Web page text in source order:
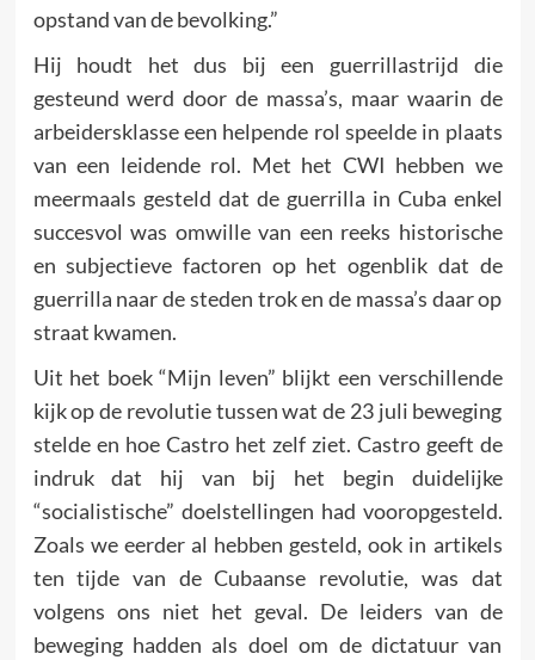
opstand van de bevolking.”
Hij houdt het dus bij een guerrillastrijd die
gesteund werd door de massa’s, maar waarin de
arbeidersklasse een helpende rol speelde in plaats
van een leidende rol. Met het CWI hebben we
meermaals gesteld dat de guerrilla in Cuba enkel
succesvol was omwille van een reeks historische
en subjectieve factoren op het ogenblik dat de
guerrilla naar de steden trok en de massa’s daar op
straat kwamen.
Uit het boek “Mijn leven” blijkt een verschillende
kijk op de revolutie tussen wat de 23 juli beweging
stelde en hoe Castro het zelf ziet. Castro geeft de
indruk dat hij van bij het begin duidelijke
“socialistische” doelstellingen had vooropgesteld.
Zoals we eerder al hebben gesteld, ook in artikels
ten tijde van de Cubaanse revolutie, was dat
volgens ons niet het geval. De leiders van de
beweging hadden als doel om de dictatuur van